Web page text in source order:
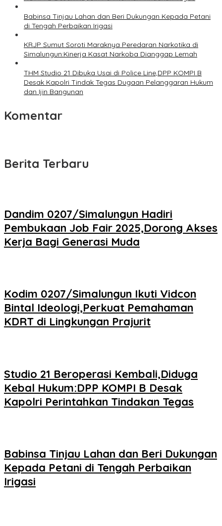
Babinsa Tinjau Lahan dan Beri Dukungan Kepada Petani
di Tengah Perbaikan Irigasi
KRJP Sumut Soroti Maraknya Peredaran Narkotika di
Simalungun:Kinerja Kasat Narkoba Dianggap Lemah
THM Studio 21 Dibuka Usai di Police Line,DPP KOMPI B
Desak Kapolri Tindak Tegas Dugaan Pelanggaran Hukum
dan Ijin Bangunan
Komentar
Berita Terbaru
Dandim 0207/Simalungun Hadiri
Pembukaan Job Fair 2025,Dorong Akses
Kerja Bagi Generasi Muda
Kodim 0207/Simalungun Ikuti Vidcon
Bintal Ideologi,Perkuat Pemahaman
KDRT di Lingkungan Prajurit
Studio 21 Beroperasi Kembali,Diduga
Kebal Hukum:DPP KOMPI B Desak
Kapolri Perintahkan Tindakan Tegas
Babinsa Tinjau Lahan dan Beri Dukungan
Kepada Petani di Tengah Perbaikan
Irigasi